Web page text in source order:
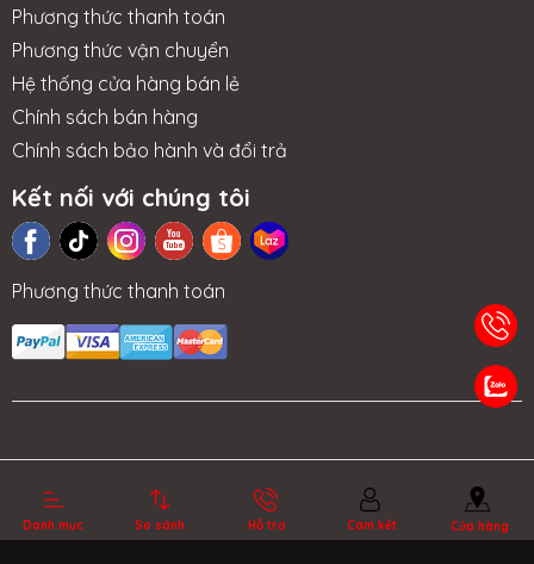
QUYỀN
HÀNH
Phương thức thanh toán
Phương thức vận chuyển
Hệ thống cửa hàng bán lẻ
Chính sách bán hàng
Chính sách bảo hành và đổi trả
Kết nối với chúng tôi
Phương thức thanh toán
Bản quyền thuộc về MSIVIETNAM.vn. Cung cấp bởi Sapo.
Danh mục So sánh Hỗ trợ Cam kết Cửa hàng